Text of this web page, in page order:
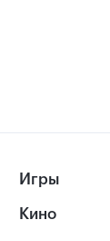
Игры
Кино